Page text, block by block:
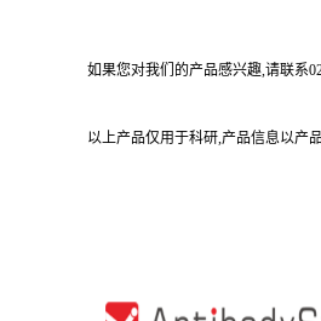
如果您对我们的产品感兴趣,请联系
以上产品仅用于科研,产品信息以产